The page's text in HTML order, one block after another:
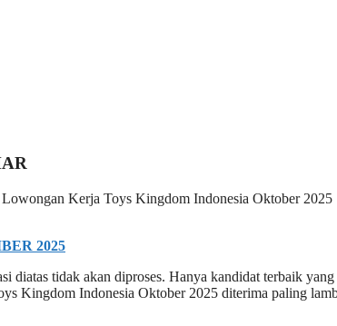
Kerja Toys Kingdom Indonesia Oktober 2025
2025
tidak akan diproses. Hanya kandidat terbaik yang
Kingdom Indonesia Oktober 2025 diterima paling